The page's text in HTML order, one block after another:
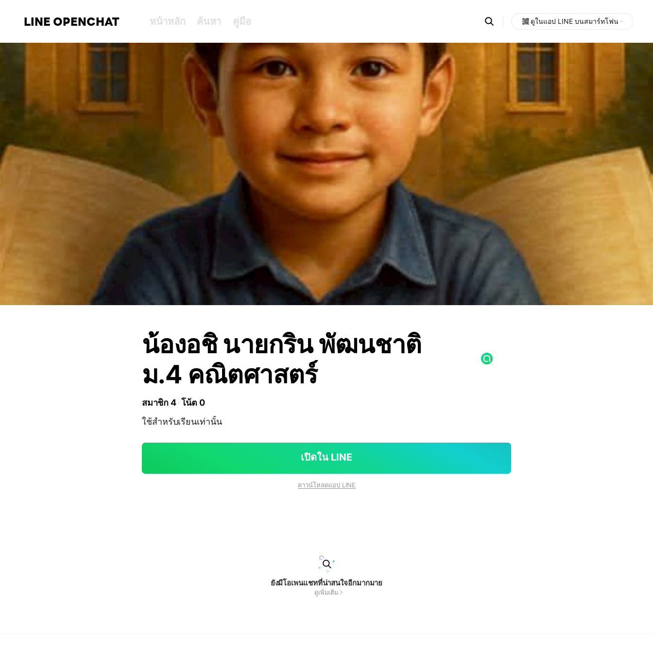
LINE OPENCHAT หน้าหลัก ค้นหา คู่มือ Search
OpenChats
messages
search
ดูในแอป LINE บนสมาร์ทโฟน
น้องอชิ นายกริน พัฒนชาติ
ม.4 คณิตศาสตร์
สมาชิก 4 โน้ต 0
ใช้สำหรับเรียนเท่านั้น
เปิดใน LINE
ดาวน์โหลดแอป LINE
ยังมีโอเพนแชทที่น่าสนใจอีกมากมาย
ดูเพิ่มเติม